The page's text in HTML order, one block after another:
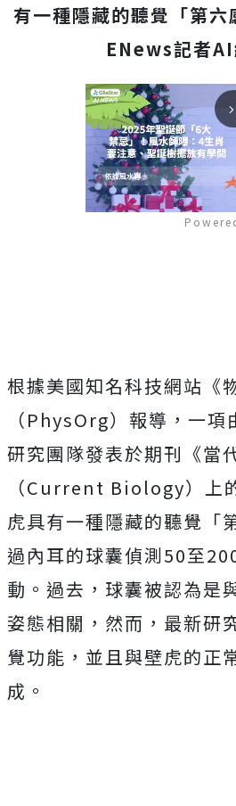
有一種隱藏的聽覺「第
ENews記者AI
arrow_forward_ios
根據美國知名科技網站《
（PhysOrg）報導，一
研究團隊發表於期刊 《當
（Current Biology）上
虎具有一種隱藏的聽覺「
過內耳的球囊偵測50至
動。過去，球囊被認為是
姿態相關，然而，最新研
覺功能，並且與壁虎的正
成。